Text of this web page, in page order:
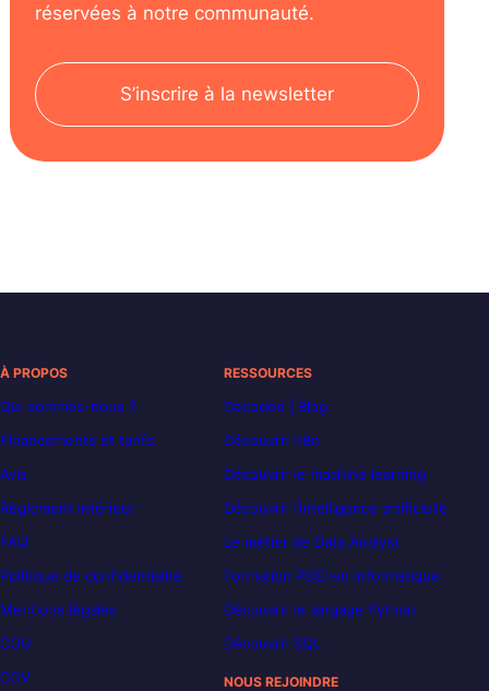
réservées à notre communauté.
S’inscrire à la newsletter
À PROPOS
Qui sommes-nous ?
Financements et tarifs
Avis
Règlement intérieur
FAQ
Politique de confidentialité
Mentions légales
CGU
CGV
RESSOURCES
Decoded | Blog
Découvrir n8n
Découvrir le machine learning
Découvrir l’intelligence artificielle
Le métier de Data Analyst
Formation POEI en informatique
Découvrir le langage Python
Découvrir SQL
NOUS REJOINDRE